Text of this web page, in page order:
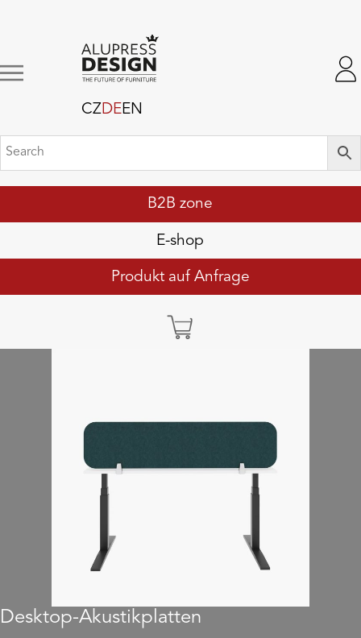
B2B zone
E-shop
Produkt auf Anfrage
CZDEEN
Desktop-Akustikplatten